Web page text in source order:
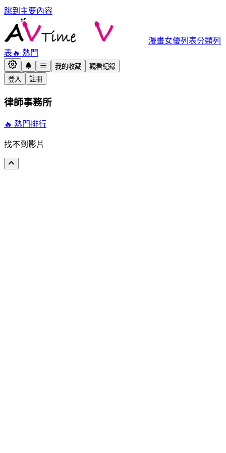
跳到主要內容
漫畫女優列表分類列
表 🔥 熱門
我的收藏
觀看紀錄
登入
註冊
律師事務所
🔥 熱門排行
找不到影片